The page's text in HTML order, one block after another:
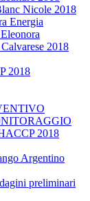
Nicole 2018
Energia
2018
2018
2018
Argentino
preliminari